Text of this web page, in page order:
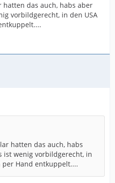
hatten das auch, habs aber
vorbildgerecht, in den USA
hatten das auch, habs
ist wenig vorbildgerecht, in
Hand entkuppelt....